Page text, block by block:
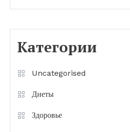
Категории
Uncategorised
Диеты
Здоровье